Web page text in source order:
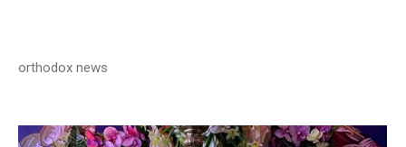
orthodox news